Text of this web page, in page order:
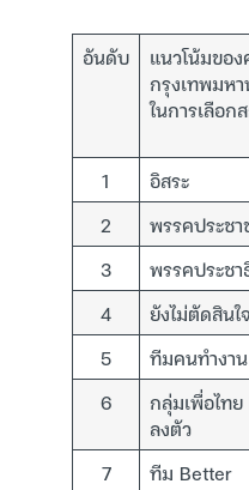
อันดับ
แนวโน้มขอ
กรุงเทพมห
ในการเลือก
1 อิสระ
2
พรรคประช
3
พรรคประช
4
ยังไม่ตัดสินใจ
5
ทีมคนทำงาน
6
กลุ่มเพื่อไท
ลงตัว
7
ทีม Better